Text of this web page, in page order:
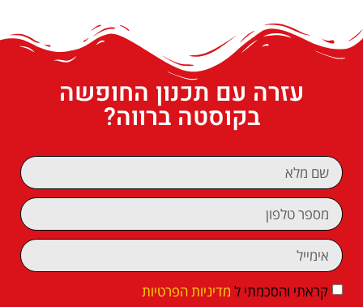
עזרה עם תכנון החופשה
בקוסטה ברווה?
קראתי והסכמתי ל מדיניות הפרטיות